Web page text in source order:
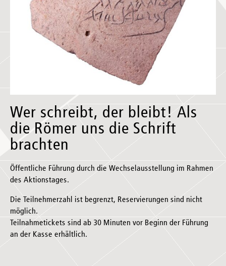
Wer schreibt, der bleibt! Als
die Römer uns die Schrift
brachten
Öffentliche Führung durch die Wechselausstellung im Rahmen
des Aktionstages.
Die Teilnehmerzahl ist begrenzt, Reservierungen sind nicht
möglich.
Teilnahmetickets sind ab 30 Minuten vor Beginn der Führung
an der Kasse erhältlich.